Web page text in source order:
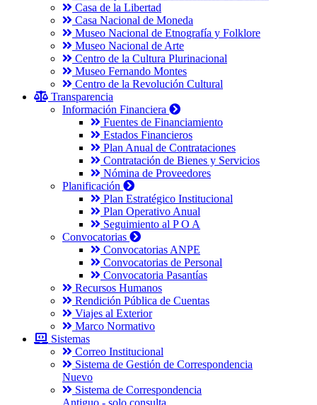
Casa de la Libertad
Casa Nacional de Moneda
Museo Nacional de Etnografía y Folklore
Museo Nacional de Arte
Centro de la Cultura Plurinacional
Museo Fernando Montes
Centro de la Revolución Cultural
Transparencia
Información Financiera
Fuentes de Financiamiento
Estados Financieros
Plan Anual de Contrataciones
Contratación de Bienes y Servicios
Nómina de Proveedores
Planificación
Plan Estratégico Institucional
Plan Operativo Anual
Seguimiento al P O A
Convocatorias
Convocatorias ANPE
Convocatorias de Personal
Convocatoria Pasantías
Recursos Humanos
Rendición Pública de Cuentas
Viajes al Exterior
Marco Normativo
Sistemas
Correo Institucional
Sistema de Gestión de Correspondencia
Nuevo
Sistema de Correspondencia
Antiguo - solo consulta